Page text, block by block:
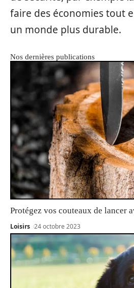
faire des économies tout
un monde plus durable.
Nos dernières publications
Protégez vos couteaux de lancer
Loisirs 24 octobre 2023